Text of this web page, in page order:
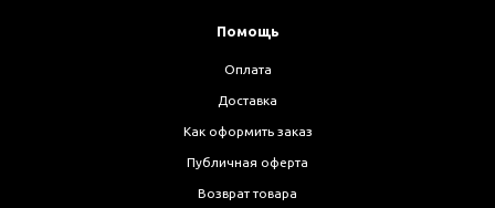
Помощь
Оплата
Доставка
Как оформить заказ
Публичная оферта
Возврат товара